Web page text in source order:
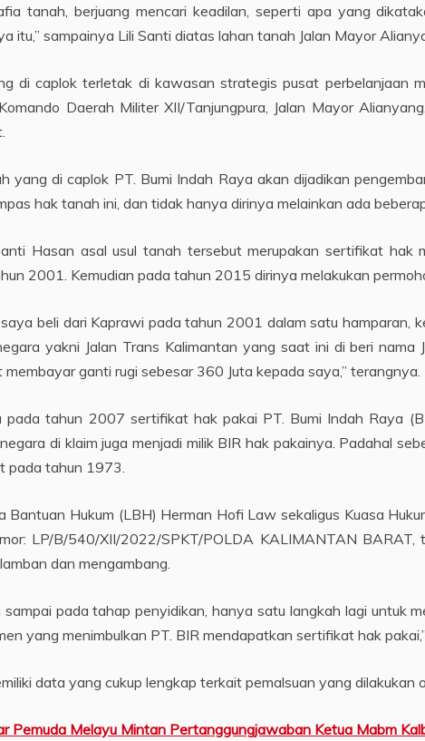
tanah, berjuang mencari keadilan, seperti apa yang
itu,” sampainya Lili Santi diatas lahan tanah Jalan Mayor
di caplok terletak di kawasan strategis pusat perbelanjaan
Daerah Militer XII/Tanjungpura, Jalan Mayor
yang di caplok PT. Bumi Indah Raya akan dijadikan
hak tanah ini, dan tidak hanya dirinya melainkan ada
Hasan asal usul tanah tersebut merupakan sertifikat
2001. Kemudian pada tahun 2015 dirinya melakukan
beli dari Kaprawi pada tahun 2001 dalam satu
yakni Jalan Trans Kalimantan yang saat ini di beri
ganti rugi sebesar 360 Juta kepada saya,” terangnya.
pada tahun 2007 sertifikat hak pakai PT. Bumi Indah Raya
di klaim juga menjadi milik BIR hak pakainya. Padahal
pada tahun 1973.
Bantuan Hukum (LBH) Herman Hofi Law sekaligus Kuasa
LP/B/540/XII/2022/SPKT/POLDA KALIMANTAN
dan mengambang.
sampai pada tahap penyidikan, hanya satu langkah lagi untuk
yang menimbulkan PT. BIR mendapatkan sertifikat hak
data yang cukup lengkap terkait pemalsuan yang dilakukan
Pemuda Melayu Mintan Pertanggungjawaban Ketua Mabm